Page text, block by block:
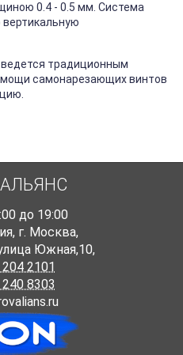
0.4 - 0.5 мм. Система
традиционным
самонарезающих винтов
до 19:00
, г. Москва,
Южная,10,
2101
8303